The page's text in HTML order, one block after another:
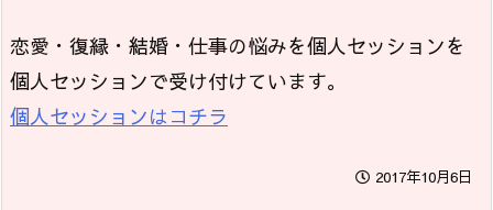
恋愛・復縁・結婚・仕事の悩みを個人セッションを
個人セッションで受け付けています。
個人セッションはコチラ
2017年10月6日